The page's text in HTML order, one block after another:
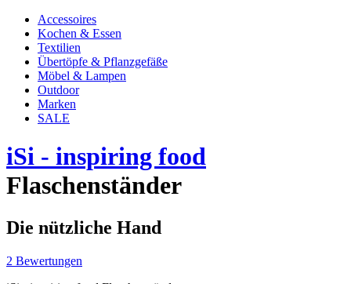
Accessoires
Kochen & Essen
Textilien
Übertöpfe & Pflanzgefäße
Möbel & Lampen
Outdoor
Marken
SALE
iSi - inspiring food
Flaschenständer
Die nützliche Hand
2 Bewertungen